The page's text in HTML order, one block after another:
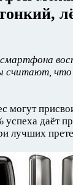
считают,
могут
даёт
лучших